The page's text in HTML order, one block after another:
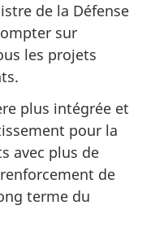
de la Défense
sur
les projets
plus intégrée et
pour la
avec plus de
de
terme du